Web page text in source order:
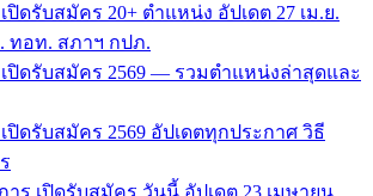
ปิดรับสมัคร 20+ ตำแหน่ง อัปเดต 27 เม.ย.
ทอท. สภาฯ กปภ.
ปิดรับสมัคร 2569 — รวมตำแหน่งล่าสุดและ
ปิดรับสมัคร 2569 อัปเดตทุกประกาศ วิธี
าร เปิดรับสมัคร วันนี้ อัปเดต 23 เมษายน